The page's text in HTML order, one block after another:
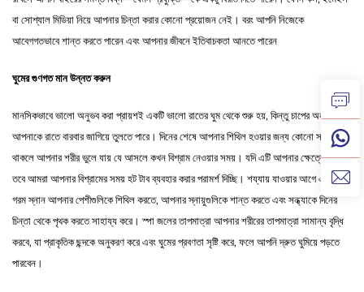
বা সোশ্যাল মিডিয়া নিয়ে আপনার চিন্তা করার কোনো প্রয়োজন নেই। বরং আপনি নিজেকে
আবেগগতভাবে শান্ত করতে পারেন এবং আপনার জীবনে ইতিবাচকতা আনতে পারেন
ঘুমের গুণগত মান উন্নত করুন
মানসিকভাবে ভালো অনুভব করা প্রায়শই একটি ভালো রাতের ঘুম থেকে শুরু হয়, কিন্তু চাপের অনুভূতি
আপনাকে রাতে বারবার জাগিয়ে তুলতে পারে। দিনের শেষে আপনার শিথিল হওয়ার জন্য কোনো সময় না
থাকলে আপনার শরীর ভুলে যায় যে আসলে কখন বিশ্রাম নেওয়ার সময়। যদি এটি আপনার ক্ষেত্রে হয়,
তবে আমরা আপনার বিশ্রামের সময় হট টাব ব্যবহার করার পরামর্শ দিচ্ছি। শয্যায় যাওয়ার আগে একটি
গরম স্নান আপনার পেশীগুলিকে শিথিল করতে, আপনার স্নায়ুগুলিকে শান্ত করতে এবং সন্ধ্যাকে দিনের
চিন্তা থেকে পৃথক করতে সাহায্য করে। স্পা জলের তাপমাত্রা আপনার শরীরের তাপমাত্রা সামান্য বৃদ্ধি
করবে, যা প্রাকৃতিক ছন্দকে অনুকরণ করে এবং ঘুমের প্রবণতা সৃষ্টি করে, ফলে আপনি দ্রুত ঘুমিয়ে পড়তে
পারবেন।